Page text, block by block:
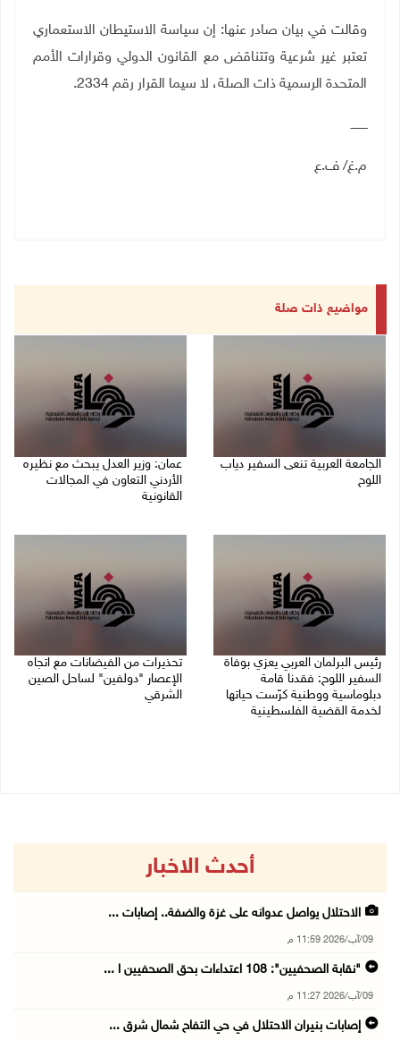
وقالت في بيان صادر عنها: إن سياسة الاستيطان الاستعماري
تعتبر غير شرعية وتتناقض مع القانون الدولي وقرارات الأمم
المتحدة الرسمية ذات الصلة، لا سيما القرار رقم 2334.
ـــــــــ
م.غ/ ف.ع
مواضيع ذات صلة
الجامعة العربية تنعى السفير دياب
اللوح
عمان: وزير العدل يبحث مع نظيره
الأردني التعاون في المجالات
القانونية
رئيس البرلمان العربي يعزي بوفاة
السفير اللوح: فقدنا قامة
دبلوماسية ووطنية كرّست حياتها
لخدمة القضية الفلسطينية
تحذيرات من الفيضانات مع اتجاه
الإعصار "دولفين" لساحل الصين
الشرقي
أحدث الاخبار
الاحتلال يواصل عدوانه على غزة والضفة.. إصابات ...
09/آب/2026 11:59 م
"نقابة الصحفيين": 108 اعتداءات بحق الصحفيين ا ...
09/آب/2026 11:27 م
إصابات بنيران الاحتلال في حي التفاح شمال شرق ...